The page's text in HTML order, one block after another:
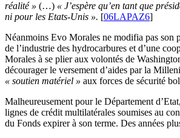
réalité » (…) « J’espère qu’en tant que
ni pour les Etats-Unis ». [06LAPAZ6]
Néanmoins Evo Morales ne modifia pas son
de l’industrie des hydrocarbures et d’une
Morales à se plier aux volontés de
décourager le versement d’aides par la
« soutien matériel » aux forces de sécurité
Malheureusement pour le Département
lignes de crédit multilatérales soumises au
du Fonds expirer à son terme. Des années